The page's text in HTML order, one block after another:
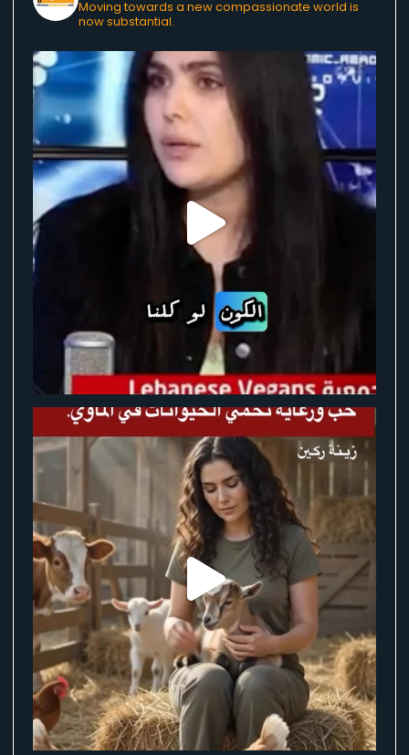
Moving towards a new compassionate world is
now substantial.